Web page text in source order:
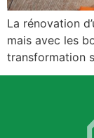
La rénovation
mais avec les
transformation